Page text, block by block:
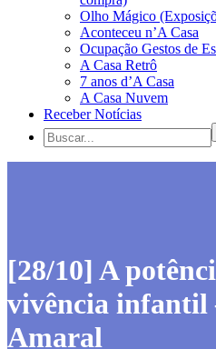
Olho Mágico
Aconteceu n’A Casa
Ocupação Gestos de
A Casa Retrô
7 anos d’A Casa
A Casa Nuvem
Receber Notícias
[28/10] A
vivência infantil
Amaral